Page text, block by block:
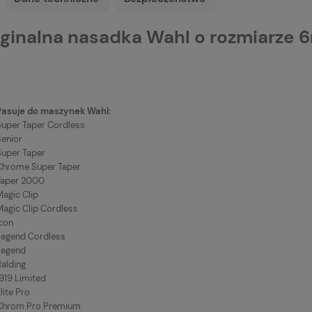
nasadka Wahl o rozmiarze
do maszynek Wahl:
Taper Cordless
Taper
Super Taper
2000
Clip
Clip Cordless
Cordless
Limited
Pro
Pro Premium